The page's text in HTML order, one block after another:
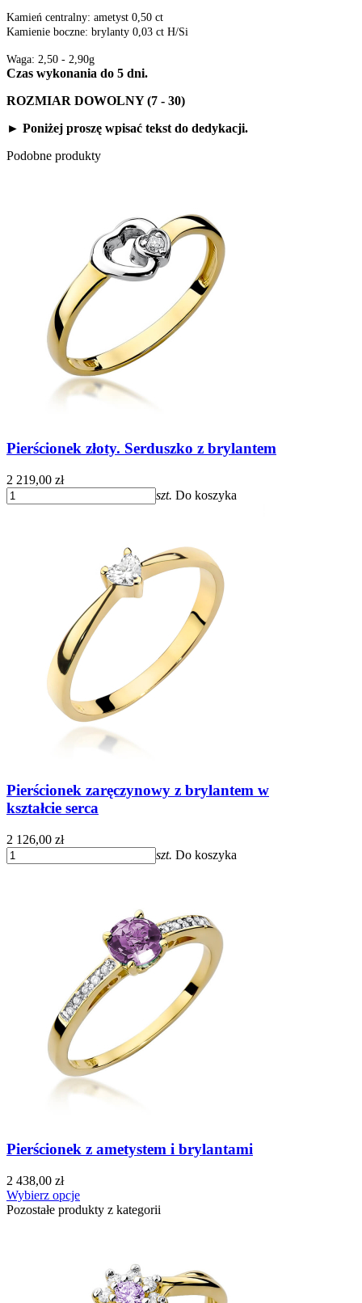
Kamień centralny: ametyst 0,50 ct
Kamienie boczne: brylanty 0,03 ct H/Si
Waga: 2,50 - 2,90g
Czas wykonania do 5 dni.
ROZMIAR DOWOLNY (7 - 30)
► Poniżej proszę wpisać tekst do dedykacji.
Podobne produkty
Pierścionek złoty. Serduszko z brylantem
2 219,00 zł
szt. Do koszyka
Pierścionek zaręczynowy z brylantem w
kształcie serca
2 126,00 zł
szt. Do koszyka
Pierścionek z ametystem i brylantami
2 438,00 zł
Wybierz opcje
Pozostałe produkty z kategorii